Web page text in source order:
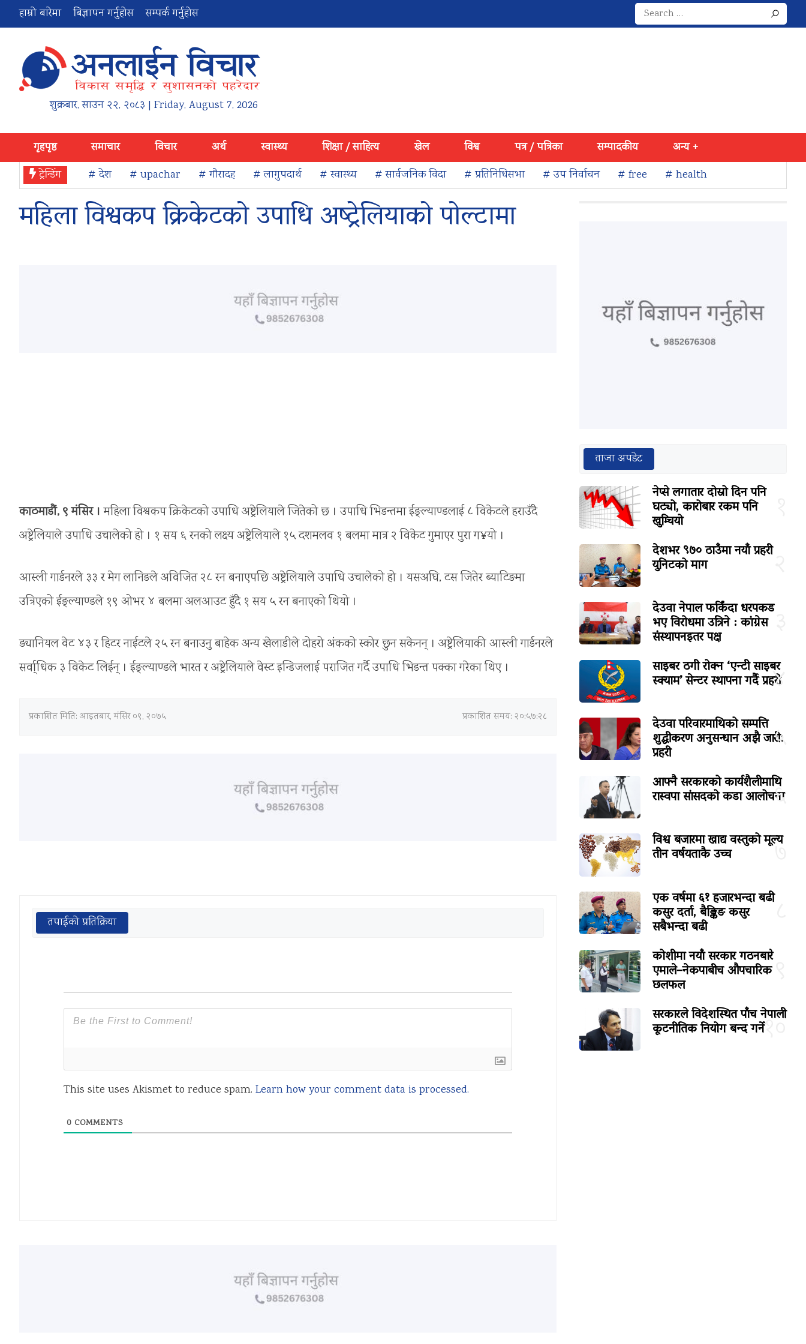
हाम्रो बारेमा बिज्ञापन गर्नुहोस सम्पर्क गर्नुहोस
Search
for:
शुक्रबार,साउन २२, २०८३ | Friday, August 7, 2026
गृहपृष्ठ समाचार विचार अर्थ स्वास्थ्य शिक्षा / साहित्य खेल विश्व पत्र / पत्रिका सम्पादकीय
अन्य +
ट्रेन्डिंग
# देश # upachar # गौरादह # लागुपदार्थ # स्वास्थ्य # सार्वजनिक विदा # प्रतिनिधिसभा # उप निर्वाचन # free # health
महिला विश्वकप क्रिकेटको उपाधि अष्ट्रेलियाको पोल्टामा
काठमाडौं, ९ मंसिर । महिला विश्वकप क्रिकेटको उपाधि अष्ट्रेलियाले जितेको छ । उपाधि भिडन्तमा ईङ्ल्याण्डलाई ८ विकेटले हराउँदै
अष्ट्रेलियाले उपाधि उचालेको हो । १ सय ६ रनको लक्ष्य अष्ट्रेलियाले १५ दशमलव १ बलमा मात्र २ विकेट गुमाएर पुरा ग¥यो ।
आस्ली गार्डनरले ३३ र मेग लानिङले अविजित २८ रन बनाएपछि अष्ट्रेलियाले उपाधि उचालेको हो । यसअघि, टस जितेर ब्याटिङमा
उत्रिएको ईङ्ल्याण्डले १९ ओभर ४ बलमा अलआउट हुँदै १ सय ५ रन बनाएको थियो ।
ड्यानियल वेट ४३ र हिटर नाईटले २५ रन बनाउनु बाहेक अन्य खेलाडीले दोहरो अंकको स्कोर छुन सकेनन् । अष्ट्रेलियाकी आस्ली गार्डनरले
सर्वा्धिक ३ विकेट लिईन् । ईङ्ल्याण्डले भारत र अष्ट्रेलियाले वेस्ट इन्डिजलाई पराजित गर्दै उपाधि भिडन्त पक्का गरेका थिए ।
प्रकाशित मिति: आइतबार, मंसिर ०९, २०७५ प्रकाशित समय: २०:५७:२८
तपाईको प्रतिक्रिया
This site uses Akismet to reduce spam. Learn how your comment data is processed.
0 COMMENTS
ताजा अपडेट
नेप्से लगातार दोस्रो दिन पनि
घट्यो, कारोबार रकम पनि
खुम्चियो
देशभर ९७० ठाउँमा नयाँ प्रहरी
युनिटको माग
देउवा नेपाल फर्किंदा धरपकड
भए विरोधमा उत्रिने : कांग्रेस
संस्थापनइतर पक्ष
४
साइबर ठगी रोक्न ‘एन्टी साइबर
स्क्याम’ सेन्टर स्थापना गर्दै प्रहरी
५
देउवा परिवारमाथिको सम्पत्ति
शुद्धीकरण अनुसन्धान अझै जारी:
प्रहरी
६
आफ्नै सरकारको कार्यशैलीमाथि
रास्वपा सांसदको कडा आलोचना
७
विश्व बजारमा खाद्य वस्तुको मूल्य
तीन वर्षयताकै उच्च
एक वर्षमा ६१ हजारभन्दा बढी
कसुर दर्ता, बैङ्किङ कसुर
सबैभन्दा बढी
कोशीमा नयाँ सरकार गठनबारे
एमाले–नेकपाबीच औपचारिक
छलफल
१०
सरकारले विदेशस्थित पाँच नेपाली
कूटनीतिक नियोग बन्द गर्ने